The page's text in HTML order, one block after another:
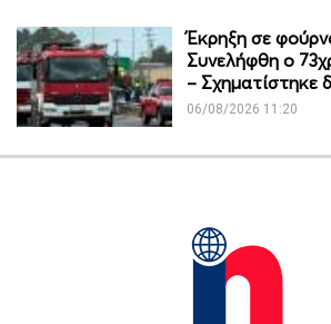
Έκρηξη σε
Συνελήφθη ο
– Σχηματίστηκε
06/08/2026 11:20